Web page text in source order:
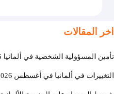
اخر المقالات
تأمين المسؤولية الشخصية في ألمانيا 2026: دليل Privathaftpflicht
التغييرات في ألمانيا في أغسطس 2026: 7 قوانين تهمك